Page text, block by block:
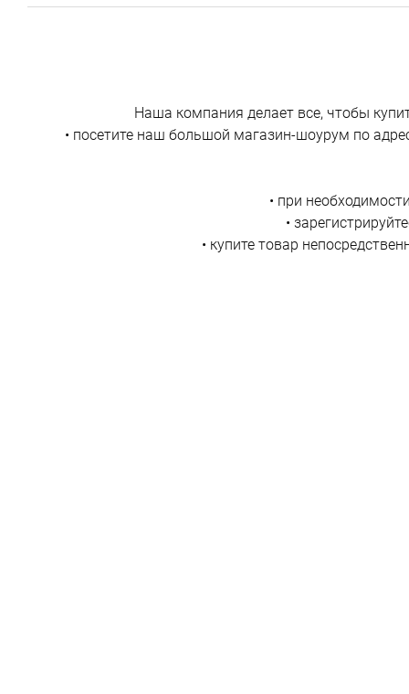
Наша компания делает все, чтобы
• посетите наш большой магазин-шоурум по
• при
•
• купите товар